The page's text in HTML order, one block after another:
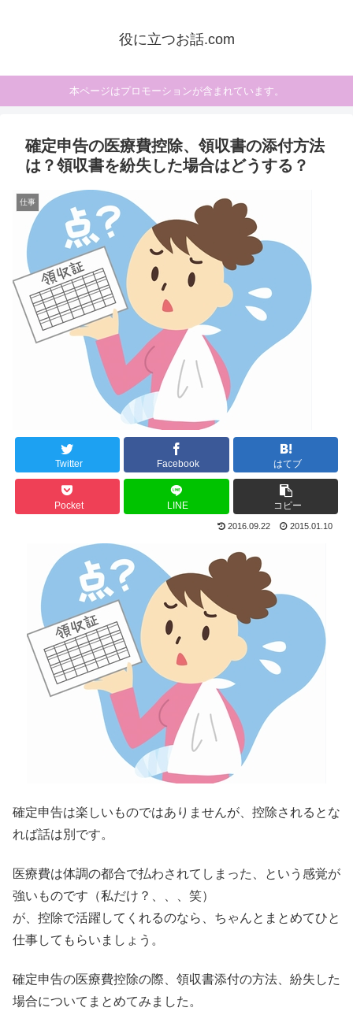
役に立つお話.com
本ページはプロモーションが含まれています。
確定申告の医療費控除、領収書の添付方法
は？領収書を紛失した場合はどうする？
仕事
Twitter Facebook はてブ
Pocket LINE コピー
2016.09.22 2015.01.10
確定申告は楽しいものではありませんが、控除されるとな
れば話は別です。
医療費は体調の都合で払わされてしまった、という感覚が
強いものです（私だけ？、、、笑）
が、控除で活躍してくれるのなら、ちゃんとまとめてひと
仕事してもらいましょう。
確定申告の医療費控除の際、領収書添付の方法、紛失した
場合についてまとめてみました。